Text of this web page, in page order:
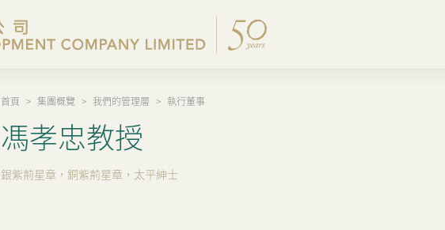
首頁 > 集團概覽 > 我們的管理層 > 執行董事
馮孝忠教授
銀紫荊星章，銅紫荊星章，太平紳士